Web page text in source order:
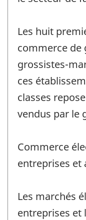
Les huit
commerce de
grossistes-
ces
classes
vendus par le
Commerce
entreprises et
Les marchés
entreprises et